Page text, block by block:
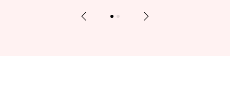
Previous 1 2 Next